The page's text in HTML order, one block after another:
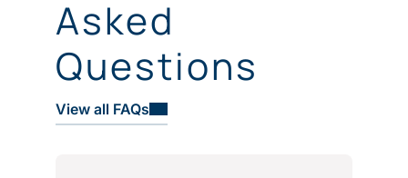
Asked
Questions
View all FAQs